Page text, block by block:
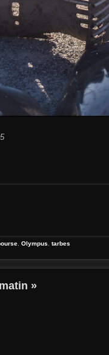
Olympus tarbes
»